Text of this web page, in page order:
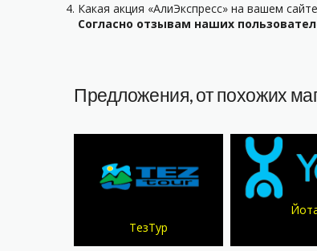
Какая акция «АлиЭкспресс» на вашем
Согласно отзывам наших
Предложения, от похожих
ТезТур